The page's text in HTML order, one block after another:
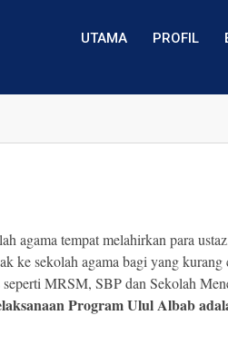
UTAMA PROFIL
agama tempat melahirkan para
ke sekolah agama bagi yang
MRSM, SBP dan Sekolah
Program Ulul Albab